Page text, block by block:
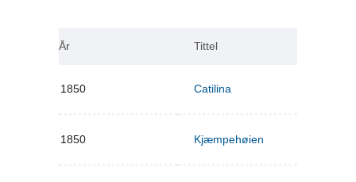
År Tittel
1850 Catilina
1850 Kjæmpehøien